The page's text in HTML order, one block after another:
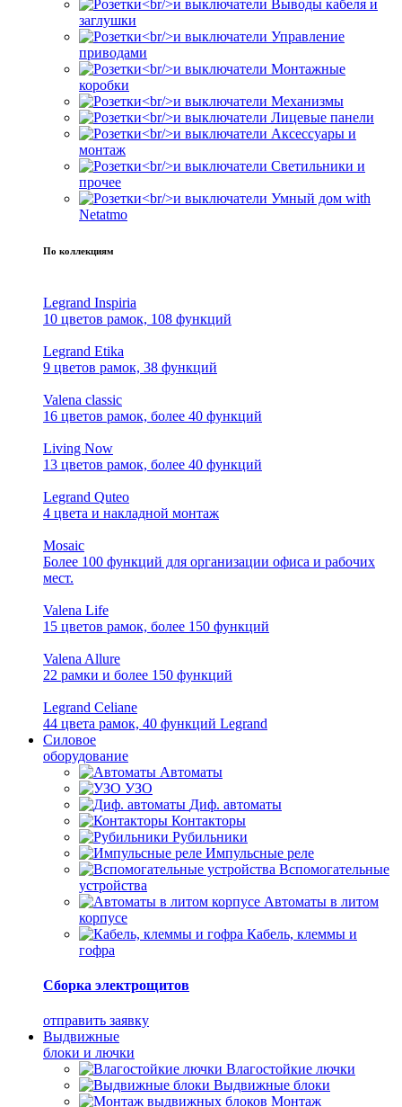
Выводы кабеля и
заглушки
Управление
приводами
Монтажные
коробки
Механизмы
Лицевые панели
Аксессуары и
монтаж
Светильники и
прочее
Умный дом with
Netatmo
По коллекциям
Legrand Inspiria
10 цветов рамок, 108 функций
Legrand Etika
9 цветов рамок, 38 функций
Valena classic
16 цветов рамок, более 40 функций
Living Now
13 цветов рамок, более 40 функций
Legrand Quteo
4 цвета и накладной монтаж
Mosaic
Более 100 функций для организации офиса и рабочих
мест.
Valena Life
15 цветов рамок, более 150 функций
Valena Allure
22 рамки и более 150 функций
Legrand Celiane
44 цвета рамок, 40 функций Legrand
Силовое
оборудование
Автоматы
УЗО
Диф. автоматы
Контакторы
Рубильники
Импульсные реле
Вспомогательные
устройства
Автоматы в литом
корпусе
Кабель, клеммы и
гофра
Сборка электрощитов
отправить заявку
Выдвижные
блоки и лючки
Влагостойкие лючки
Выдвижные блоки
Монтаж